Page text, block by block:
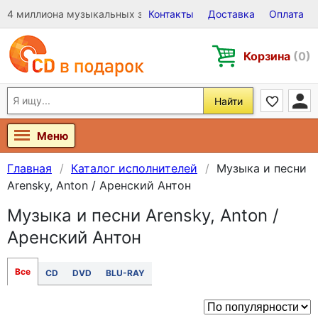
4 миллиона музыкальных записей на Виниле, CD и DVD
Контакты Доставка Оплата
Корзина (0)
Найти
Меню
Главная Каталог исполнителей
Музыка и песни
Arensky, Anton / Аренский Антон
Музыка и песни Arensky, Anton /
Аренский Антон
Все CD DVD BLU-RAY